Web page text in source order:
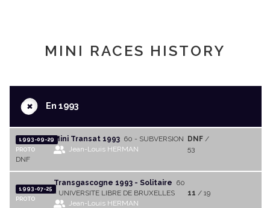
MINI RACES HISTORY
+En 1993
1993-09-29
PROTO
Mini Transat 1993 60 - SUBVERSION
Jean-Louis HERMAN
DNF/
53
DNF
1993-07-25
PROTO
Transgascogne 1993 - Solitaire 60
- UNIVERSITE LIBRE DE BRUXELLES
Jean-Louis HERMAN
11 / 19